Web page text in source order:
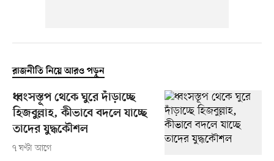
রাজনীতি নিয়ে আরও পড়ুন
ধ্বংসস্তূপ থেকে ঘুরে দাঁড়াচ্ছে
হিজবুল্লাহ, কীভাবে বদলে যাচ্ছে
তাদের যুদ্ধকৌশল
৭ ঘণ্টা আগে